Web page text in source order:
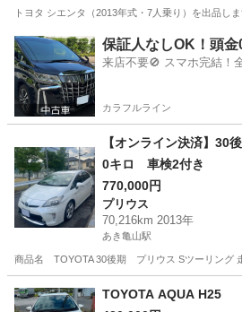
トヨタ シエンタ（2013年式・7人乗り）を出品し
広島 東広島市 シエンタ
保証人なしOK！頭
来店不要🚫 スマホ完結！
カラフルライン
【オンライン決済】
0キロ 車検2付き
770,000円
プリウス
70,216km 2013年
あき亀山駅
商品名 TOYOTA 30後期 プリウス Sツーリング
広島 広島市
TOYOTA AQUA H25